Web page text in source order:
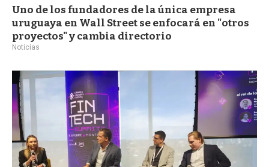
Uno de los fundadores de la única empresa
uruguaya en Wall Street se enfocará en "otros
proyectos" y cambia directorio
Noticias